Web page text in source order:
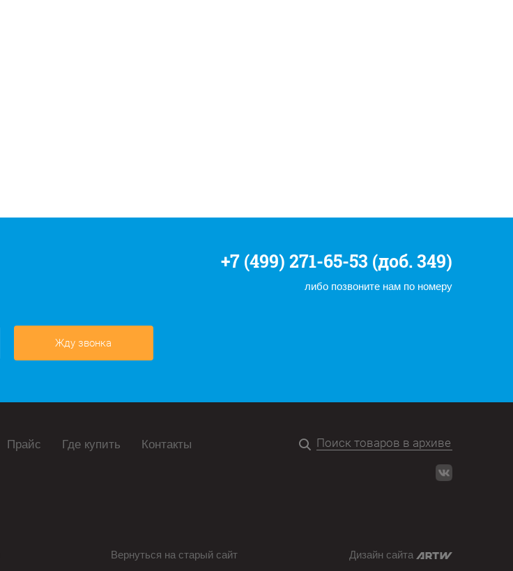
+7 (499) 271-65-53 (доб. 349)
либо позвоните нам по номеру
Жду звонка
Прайс Где купить Контакты
Вернуться на старый сайт Дизайн сайта